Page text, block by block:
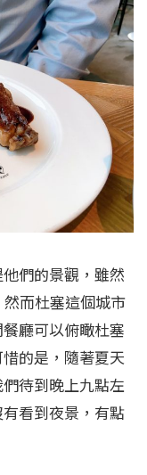
們的景觀，雖然
而杜塞這個城市
廳可以俯瞰杜塞
的是，隨著夏天
待到晚上九點左
看到夜景，有點